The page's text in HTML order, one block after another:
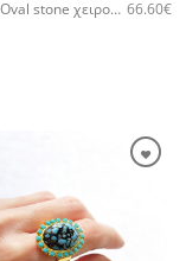
5696F Oval stone χειροποίητα σκουλαρίκια Catherine bijoux Πορτοκαλί 66.60€